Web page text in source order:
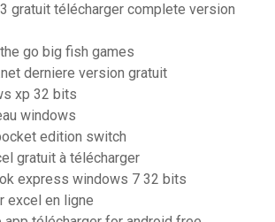
gratuit télécharger complete version
go big fish games
derniere version gratuit
xp 32 bits
windows
edition switch
gratuit à télécharger
express windows 7 32 bits
excel en ligne